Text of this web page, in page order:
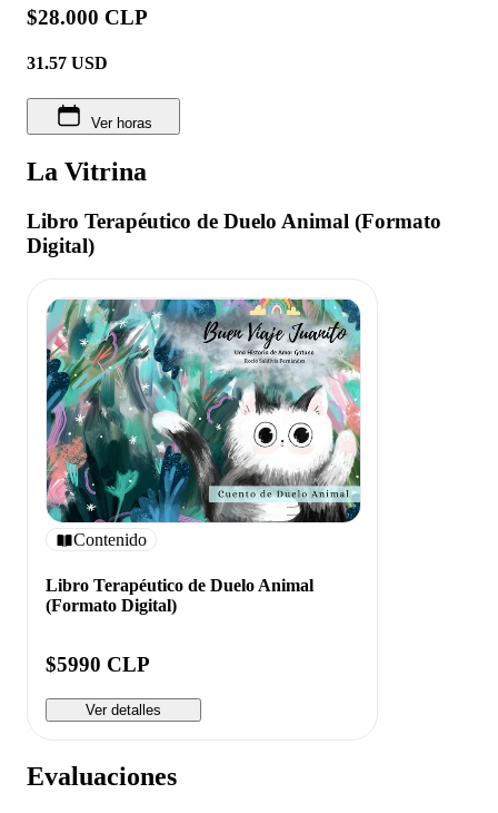
$28.000 CLP
31.57 USD
Ver horas
La Vitrina
Libro Terapéutico de Duelo Animal (Formato
Digital)
Contenido
Libro Terapéutico de Duelo Animal
(Formato Digital)
$5990 CLP
Ver detalles
Evaluaciones